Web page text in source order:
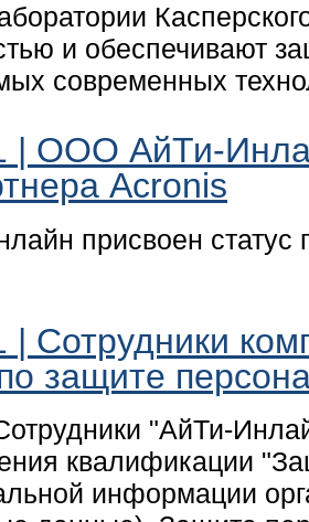
и обеспечивают
современных
| ООО АйТи-
Acronis
присвоен статус
| Сотрудники
защите
"АйТи-
квалификации
информации